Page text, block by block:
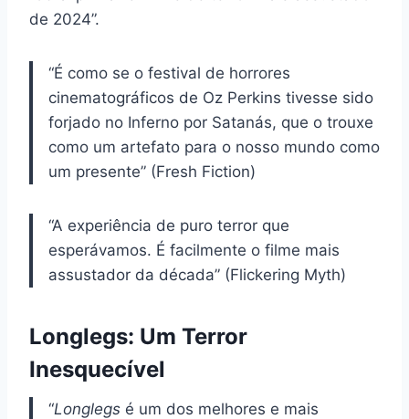
de 2024”.
“É como se o festival de horrores
cinematográficos de Oz Perkins tivesse sido
forjado no Inferno por Satanás, que o trouxe
como um artefato para o nosso mundo como
um presente” (Fresh Fiction)
“A experiência de puro terror que
esperávamos. É facilmente o filme mais
assustador da década” (Flickering Myth)
Longlegs: Um Terror
Inesquecível
“Longlegs é um dos melhores e mais